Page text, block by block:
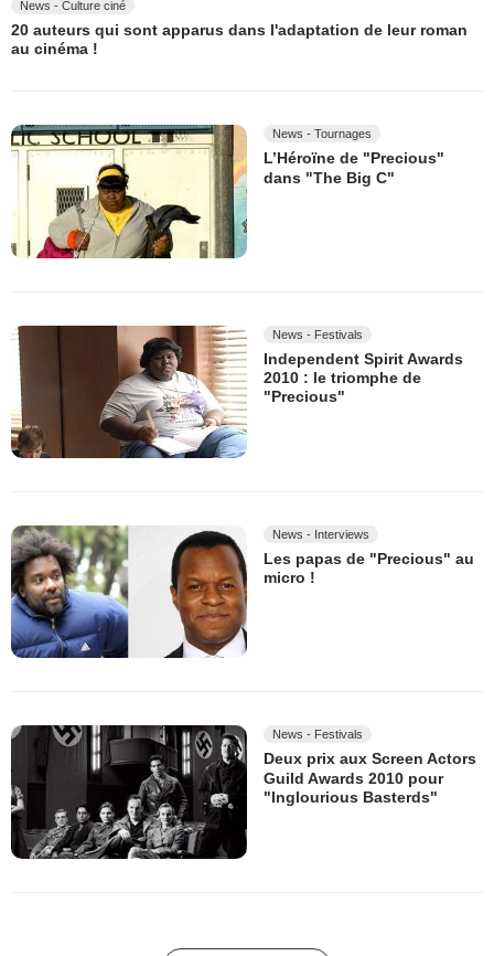
News - Culture ciné
20 auteurs qui sont apparus dans l'adaptation de leur roman
au cinéma !
News - Tournages
L’Héroïne de "Precious"
dans "The Big C"
News - Festivals
Independent Spirit Awards
2010 : le triomphe de
"Precious"
News - Interviews
Les papas de "Precious" au
micro !
News - Festivals
Deux prix aux Screen Actors
Guild Awards 2010 pour
"Inglourious Basterds"